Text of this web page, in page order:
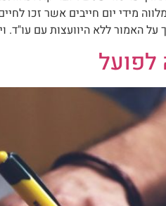
מלווה מידי יום חייבים אשר
האמור ללא היוועצות עם עו"ד.